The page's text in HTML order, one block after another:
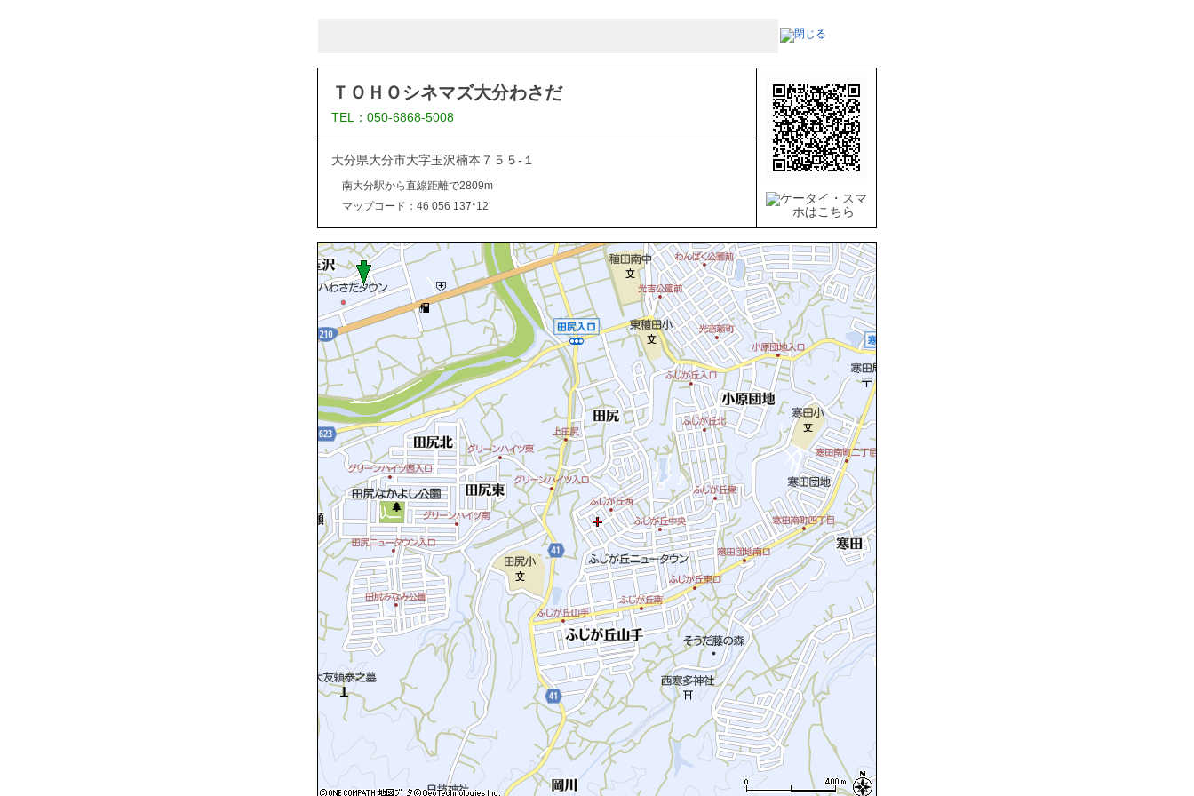
ＴＯＨＯシネマズ大分わさだ
TEL：050-6868-5008
大分県大分市大字玉沢楠本７５５-１
南大分駅から直線距離で2809m
マップコード：46 056 137*12